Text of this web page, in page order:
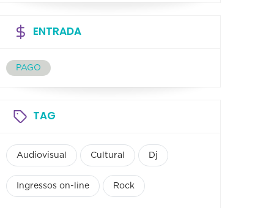
ENTRADA
PAGO
TAG
Audiovisual Cultural Dj
Ingressos on-line Rock